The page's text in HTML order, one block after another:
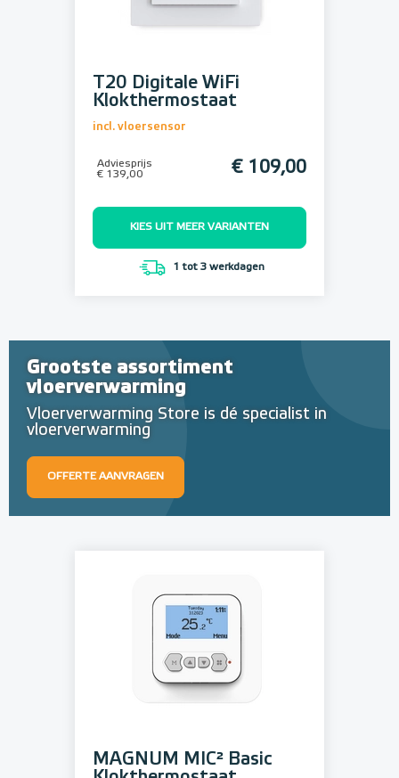
T20 Digitale WiFi
Klokthermostaat
incl. vloersensor
Adviesprijs
€ 139,00
€ 109,00
KIES UIT MEER VARIANTEN
1 tot 3 werkdagen
Grootste assortiment
vloerverwarming
Vloerverwarming Store is dé specialist in
vloerverwarming
OFFERTE AANVRAGEN
MAGNUM MIC² Basic